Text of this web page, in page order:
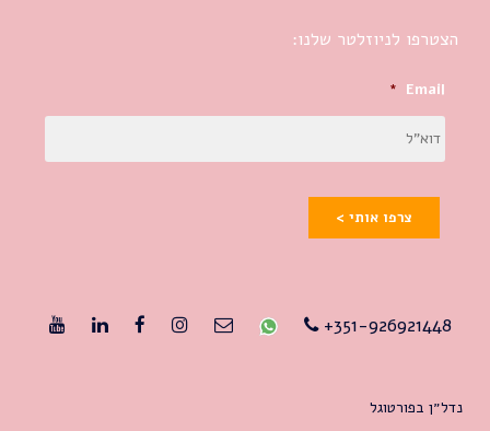
הצטרפו לניוזלטר שלנו:
Email
*
צרפו אותי >
351-926921448+
נדל״ן בפורטוגל